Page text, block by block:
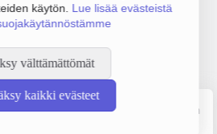
käytön. Lue lisää evästeistä
välttämättömät
kaikki evästeet
Päättäjätiedot
Lähde: YTJ, PRH, Traficom